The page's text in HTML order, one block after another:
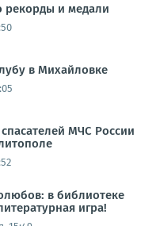
рекорды и медали
в Михайловке
МЧС России
в библиотеке
игра!